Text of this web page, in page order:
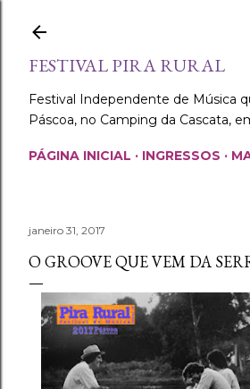
FESTIVAL PIRA RURAL
Festival Independente de Música
Páscoa, no Camping da Cascata,
PÁGINA INICIAL INGRESSOS
janeiro 31, 2017
O GROOVE QUE VEM DA